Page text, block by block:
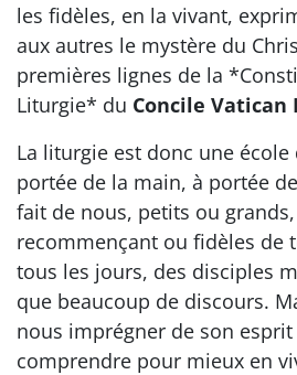
les fidèles, en la vivant,
aux autres le mystère du
premières lignes de la
Liturgie* du Concile Vatican
La liturgie est donc une école
portée de la main, à portée
fait de nous, petits ou
recommençant ou fidèles de
tous les jours, des disciples
que beaucoup de discours.
nous imprégner de son
comprendre pour mieux en